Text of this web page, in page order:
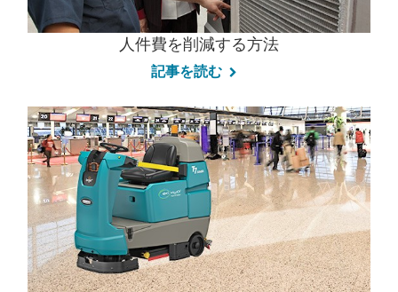
人件費を削減する方法
記事を読む